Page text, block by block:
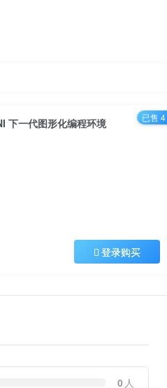
下一代图形化编程环境
登录购买
已售 4
0 人